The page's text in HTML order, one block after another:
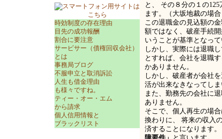
時効制度の存在理由
目先の成功報酬
割合に要注意
サービサー（債権回収会社）
とは
事務局ブログ
不服申立と取消訴訟
人生も借金理由
も様々ですね。
ティー・オー・エム
から請求
個人信用情報と
ブラックリスト
と、 その８分の１の
ます。（大坂地裁の場
この退職金の見込額の
額ではなく、破産手続
いうことが基準となっ
しかし、実際には退職
とすれば、会社を退職
かありません。
しかし、破産者が会社
活が出来なきなってし
また、勤務先の会社に
ありません。
そこで、個人再生の場
換わりに、 将来の収入
済することになります